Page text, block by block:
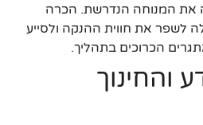
את המנוחה הנדרשת. הכרה
לשפר את חווית ההנקה ולסייע
הכרוכים בתהליך.
והחינוך